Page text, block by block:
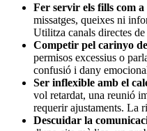
Fer servir els fills com a
missatges, queixes ni
Utilitza canals directes
Competir pel carinyo
permisos excessius o
confusió i dany
Ser inflexible amb el
vol retardat, una reunió
requerir ajustaments. La
Descuidar la